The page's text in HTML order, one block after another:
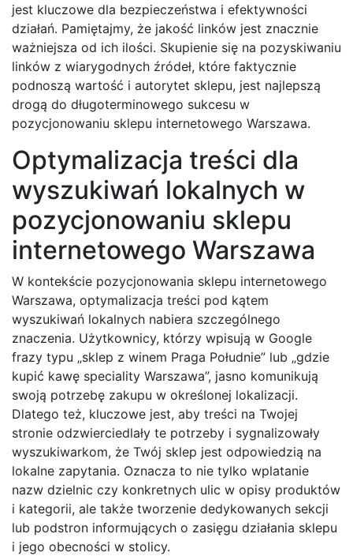
jest kluczowe dla bezpieczeństwa i efektywności
działań. Pamiętajmy, że jakość linków jest znacznie
ważniejsza od ich ilości. Skupienie się na pozyskiwaniu
linków z wiarygodnych źródeł, które faktycznie
podnoszą wartość i autorytet sklepu, jest najlepszą
drogą do długoterminowego sukcesu w
pozycjonowaniu sklepu internetowego Warszawa.
Optymalizacja treści dla
wyszukiwań lokalnych w
pozycjonowaniu sklepu
internetowego Warszawa
W kontekście pozycjonowania sklepu internetowego
Warszawa, optymalizacja treści pod kątem
wyszukiwań lokalnych nabiera szczególnego
znaczenia. Użytkownicy, którzy wpisują w Google
frazy typu „sklep z winem Praga Południe” lub „gdzie
kupić kawę speciality Warszawa”, jasno komunikują
swoją potrzebę zakupu w określonej lokalizacji.
Dlatego też, kluczowe jest, aby treści na Twojej
stronie odzwierciedlały te potrzeby i sygnalizowały
wyszukiwarkom, że Twój sklep jest odpowiedzią na
lokalne zapytania. Oznacza to nie tylko wplatanie
nazw dzielnic czy konkretnych ulic w opisy produktów
i kategorii, ale także tworzenie dedykowanych sekcji
lub podstron informujących o zasięgu działania sklepu
i jego obecności w stolicy.